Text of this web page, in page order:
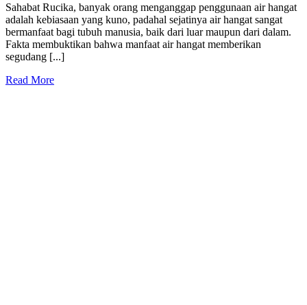
Sahabat Rucika, banyak orang menganggap penggunaan air hangat
adalah kebiasaan yang kuno, padahal sejatinya air hangat sangat
bermanfaat bagi tubuh manusia, baik dari luar maupun dari dalam.
Fakta membuktikan bahwa manfaat air hangat memberikan
segudang [...]
Read More